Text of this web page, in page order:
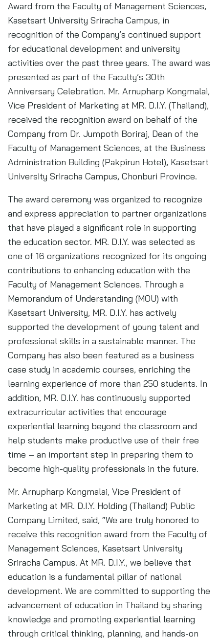
Award from the Faculty of Management Sciences,
Kasetsart University Sriracha Campus, in
recognition of the Company’s continued support
for educational development and university
activities over the past three years. The award was
presented as part of the Faculty’s 30th
Anniversary Celebration. Mr. Arnupharp Kongmalai,
Vice President of Marketing at MR. D.I.Y. (Thailand),
received the recognition award on behalf of the
Company from Dr. Jumpoth Boriraj, Dean of the
Faculty of Management Sciences, at the Business
Administration Building (Pakpirun Hotel), Kasetsart
University Sriracha Campus, Chonburi Province.
The award ceremony was organized to recognize
and express appreciation to partner organizations
that have played a significant role in supporting
the education sector. MR. D.I.Y. was selected as
one of 16 organizations recognized for its ongoing
contributions to enhancing education with the
Faculty of Management Sciences. Through a
Memorandum of Understanding (MOU) with
Kasetsart University, MR. D.I.Y. has actively
supported the development of young talent and
professional skills in a sustainable manner. The
Company has also been featured as a business
case study in academic courses, enriching the
learning experience of more than 250 students. In
addition, MR. D.I.Y. has continuously supported
extracurricular activities that encourage
experiential learning beyond the classroom and
help students make productive use of their free
time – an important step in preparing them to
become high-quality professionals in the future.
Mr. Arnupharp Kongmalai, Vice President of
Marketing at MR. D.I.Y. Holding (Thailand) Public
Company Limited, said, “We are truly honored to
receive this recognition award from the Faculty of
Management Sciences, Kasetsart University
Sriracha Campus. At MR. D.I.Y., we believe that
education is a fundamental pillar of national
development. We are committed to supporting the
advancement of education in Thailand by sharing
knowledge and promoting experiential learning
through critical thinking, planning, and hands-on